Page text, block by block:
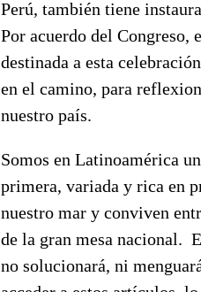
Perú, también tiene
Por acuerdo del Congreso,
destinada a esta
en el camino, para
nuestro país.
Somos en Latinoamérica
primera, variada y rica en
nuestro mar y conviven
de la gran mesa nacional.
no solucionará, ni